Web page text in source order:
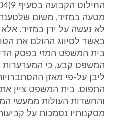
מטעה במזיד, משום
לא נעשה על ידן במזיד,
באשר לסיווג ההולם את
בית המשפט המזי בפסק
המשפט קבע, כי המערערות
ליבן על-פי מאזן
התפוס. בית המשפט ציין
והחשדות העולות ממעשי
מסקנותיו נסמכות על